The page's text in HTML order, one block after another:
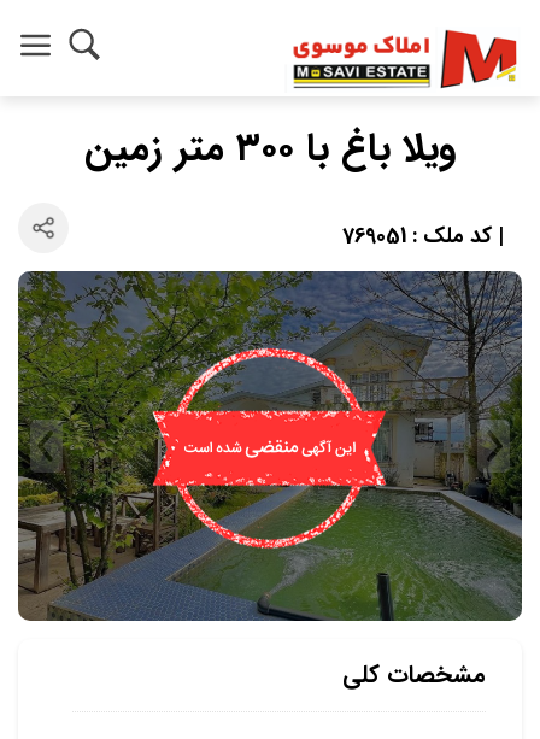
ویلا باغ با ۳۰۰ متر زمین
| کد ملک : 769051
مشخصات کلی